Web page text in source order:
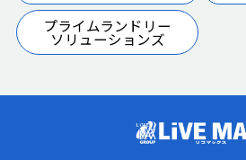
プライムランドリー
ソリューションズ